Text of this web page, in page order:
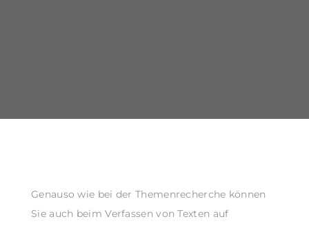
Genauso wie bei der Themenrecherche können
Sie auch beim Verfassen von Texten auf